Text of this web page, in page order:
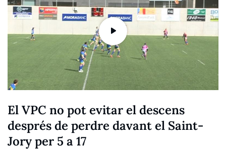
El VPC no pot evitar el descens
després de perdre davant el Saint-
Jory per 5 a 17